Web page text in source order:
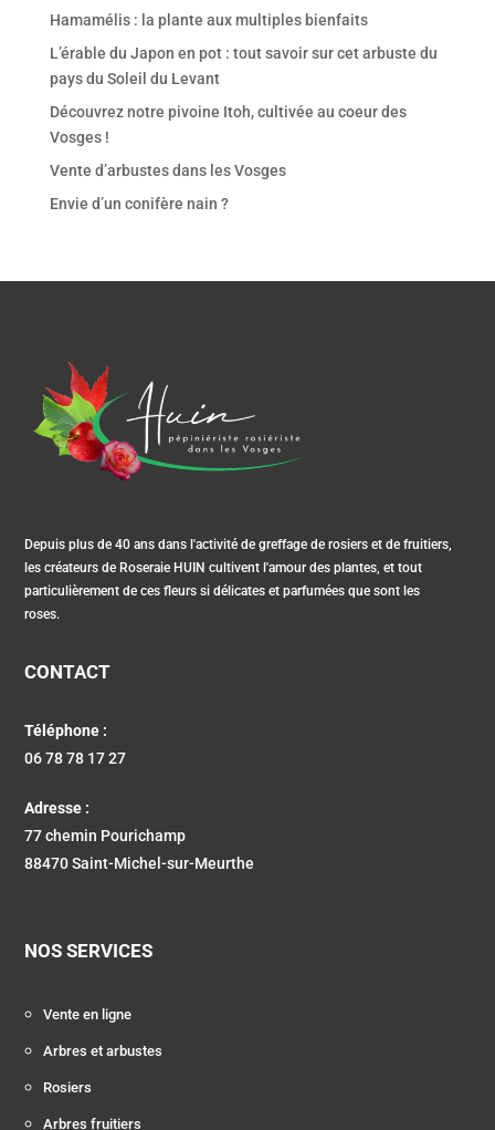
Hamamélis : la plante aux multiples bienfaits
L’érable du Japon en pot : tout savoir sur cet arbuste du
pays du Soleil du Levant
Découvrez notre pivoine Itoh, cultivée au coeur des
Vosges !
Vente d’arbustes dans les Vosges
Envie d’un conifère nain ?
Depuis plus de 40 ans dans l'activité de greffage de rosiers et de fruitiers,
les créateurs de Roseraie HUIN cultivent l'amour des plantes, et tout
particulièrement de ces fleurs si délicates et parfumées que sont les
roses.
CONTACT
Téléphone :
06 78 78 17 27
Adresse :
77 chemin Pourichamp
88470 Saint-Michel-sur-Meurthe
NOS SERVICES
Vente en ligne
Arbres et arbustes
Rosiers
Arbres fruitiers